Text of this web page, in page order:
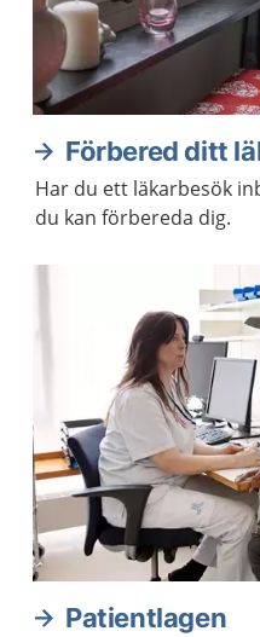
Förbered ditt
Har du ett läkarbesök
du kan förbereda dig.
Patientlagen